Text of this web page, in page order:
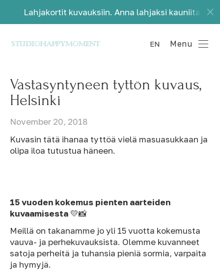
kuvauksiin. Anna lahjaksi kauniita muistoja.
EN Menu
Vastasyntyneen tyttön kuvaus,
Helsinki
November 20, 2018
Kuvasin tätä ihanaa tyttöä vielä masuasukkaan ja
olipa iloa tutustua häneen.
15 vuoden kokemus pienten aarteiden
kuvaamisesta 💛📸
Meillä on takanamme jo yli 15 vuotta kokemusta
vauva- ja perhekuvauksista. Olemme kuvanneet
satoja perheitä ja tuhansia pieniä sormia, varpaita
ja hymyjä.